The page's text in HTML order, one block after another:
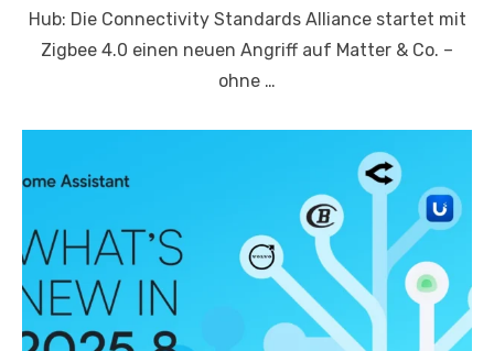
Hub: Die Connectivity Standards Alliance startet mit
Zigbee 4.0 einen neuen Angriff auf Matter & Co. –
ohne …